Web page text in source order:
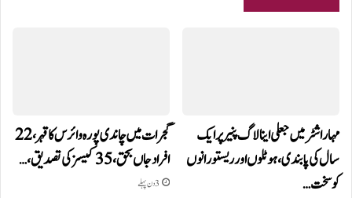
مہاراشٹر میں جعلی اینالاگ پنیر پر ایک
سال کی پابندی، ہوٹلوں اور ریستورانوں
کو سخت…
گجرات میں چاندی پورہ وائرس کا قہر، 22
افراد جاں بحق، 35 کیسز کی تصدیق،…
3 دن پہلے